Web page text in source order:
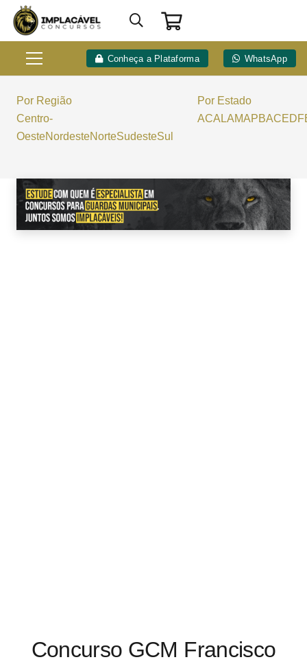
Conheça a Plataforma WhatsApp
Por Região
Centro-
OesteNordesteNorteSudesteSul
Por Estado
ACALAMAPBACEDF
Concurso GCM Francisco